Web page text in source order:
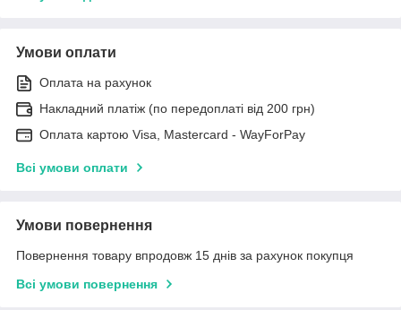
Умови оплати
Оплата на рахунок
Накладний платіж (по передоплаті від 200 грн)
Оплата картою Visa, Mastercard - WayForPay
Всі умови оплати
Умови повернення
Повернення товару впродовж 15 днів за рахунок покупця
Всі умови повернення